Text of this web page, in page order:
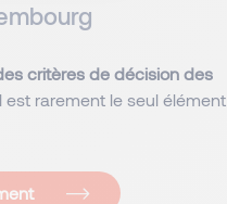
critères de décision des
est rarement le seul élément